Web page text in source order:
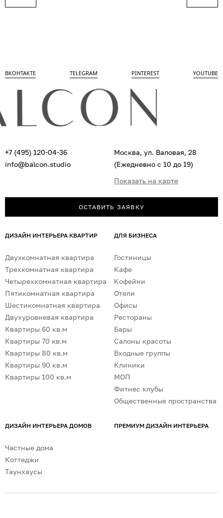
ВКОНТАКТЕ TELEGRAM PINTEREST YOUTUBE
+7 (495) 120-04-36
info@balcon.studio
Москва, ул. Валовая, 28
(Ежедневно с 10 до 19)
Показать на карте
ОСТАВИТЬ ЗАЯВКУ
ДИЗАЙН ИНТЕРЬЕРА КВАРТИР
Двухкомнатная квартира
Трехкомнатная квартира
Четырехкомнатная квартира
Пятикомнатная квартира
Шестикомнатная квартира
Двухуровневая квартира
Квартиры 60 кв.м
Квартиры 70 кв.м
Квартиры 80 кв.м
Квартиры 90 кв.м
Квартиры 100 кв.м
ДЛЯ БИЗНЕСА
Гостиницы
Кафе
Кофейни
Отели
Офисы
Рестораны
Бары
Салоны красоты
Входные группы
Клиники
МОП
Фитнес клубы
Общественные пространства
ДИЗАЙН ИНТЕРЬЕРА ДОМОВ
Частные дома
Коттеджи
Таунхаусы
ПРЕМИУМ ДИЗАЙН ИНТЕРЬЕРА